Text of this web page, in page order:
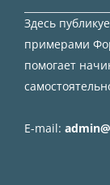
Здесь
примерами
помогает
E-mail: